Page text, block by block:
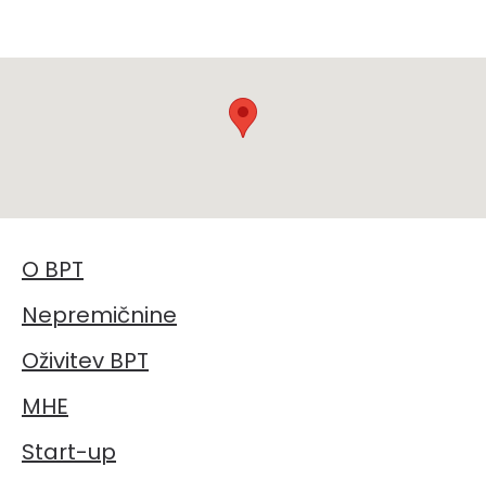
O BPT
Nepremičnine
Oživitev BPT
MHE
Start-up